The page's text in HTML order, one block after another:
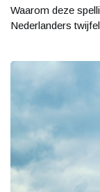
Waarom deze
Nederlanders